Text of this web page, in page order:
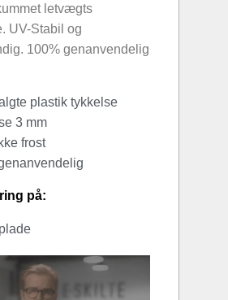
letvægts
UV-Stabil og
100% genanvendelig
plastik tykkelse
3 mm
frost
på: